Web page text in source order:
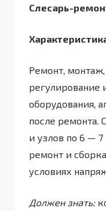
Слесарь-
Ремонт,
регулирование
оборудования,
после ремонта.
и узлов по 6 — 7
ремонт и
условиях
Должен знать: